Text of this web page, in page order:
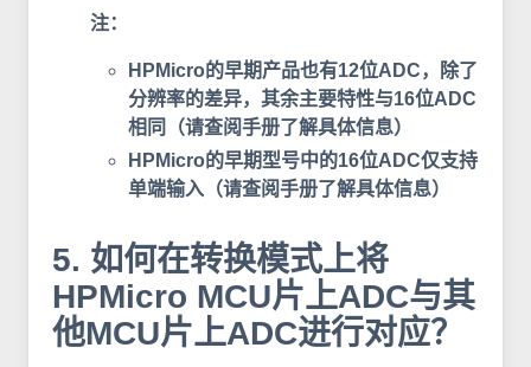
注：
HPMicro的早期产品也有12位ADC，除了
分辨率的差异，其余主要特性与16位ADC
相同（请查阅手册了解具体信息）
HPMicro的早期型号中的16位ADC仅支持
单端输入（请查阅手册了解具体信息）
5. 如何在转换模式上将
HPMicro MCU片上ADC与其
他MCU片上ADC进行对应？